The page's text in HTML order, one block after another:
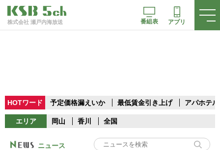
株式会社 瀬戸内海放送 番組表 アプリ
HOTワード 予定価格漏えいか 最低賃金引き上げ アパホテル
エリア 岡山 香川 全国
ニュース